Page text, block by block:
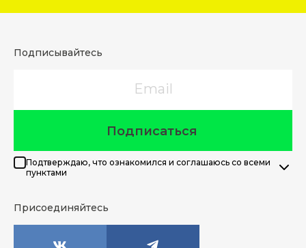
Подписывайтесь
Подписаться
Подтверждаю, что ознакомился и соглашаюсь со всеми
пунктами
Присоединяйтесь